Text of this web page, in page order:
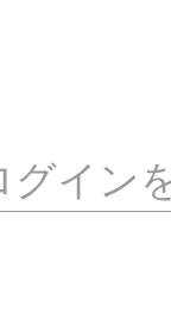
グイン